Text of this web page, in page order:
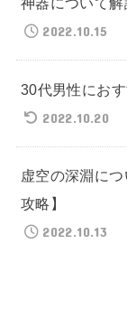
2022.10.15
30代男性にお
2022.10.20
虚空の深淵に
攻略】
2022.10.13